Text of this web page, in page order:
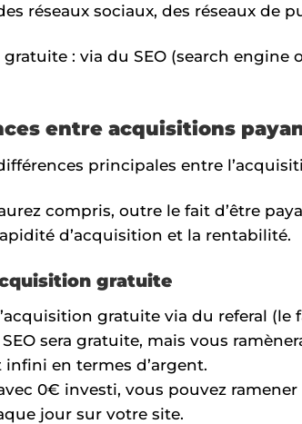
réseaux sociaux, des réseaux de
gratuite : via du SEO (search
entre acquisitions
principales entre
compris, outre le fait d’être
d’acquisition et la rentabilité.
gratuite
gratuite via du referal
sera gratuite, mais vous
en termes d’argent.
0€ investi, vous pouvez
jour sur votre site.